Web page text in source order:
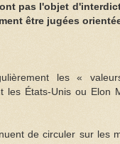
pas l'objet
être jugées
les «
les États-Unis ou Elon
de circuler sur les